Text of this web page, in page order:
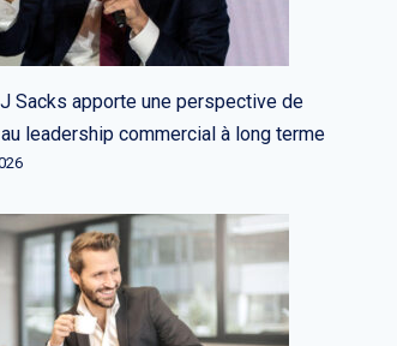
Sacks apporte une perspective de
leadership commercial à long terme